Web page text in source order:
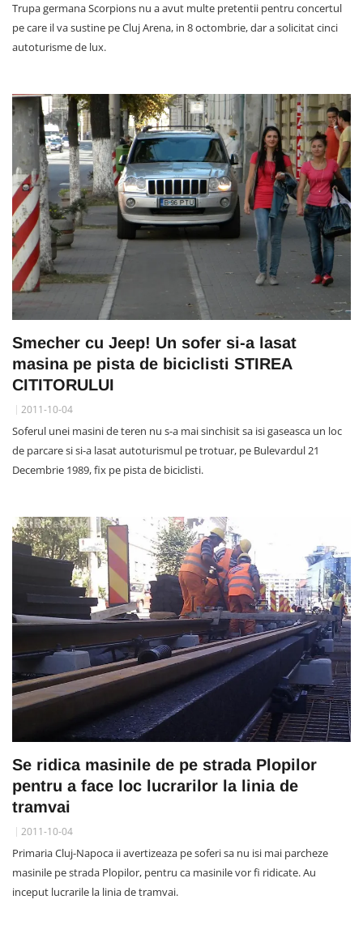
Trupa germana Scorpions nu a avut multe pretentii pentru concertul
pe care il va sustine pe Cluj Arena, in 8 octombrie, dar a solicitat cinci
autoturisme de lux.
Smecher cu Jeep! Un sofer si-a lasat
masina pe pista de biciclisti STIREA
CITITORULUI
2011-10-04
Soferul unei masini de teren nu s-a mai sinchisit sa isi gaseasca un loc
de parcare si si-a lasat autoturismul pe trotuar, pe Bulevardul 21
Decembrie 1989, fix pe pista de biciclisti.
Se ridica masinile de pe strada Plopilor
pentru a face loc lucrarilor la linia de
tramvai
2011-10-04
Primaria Cluj-Napoca ii avertizeaza pe soferi sa nu isi mai parcheze
masinile pe strada Plopilor, pentru ca masinile vor fi ridicate. Au
inceput lucrarile la linia de tramvai.